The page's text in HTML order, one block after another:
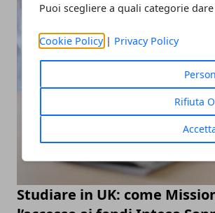
Puoi scegliere a quali categorie
Cookie Policy| Privacy Policy
Rifiuta
Studiare in UK: come